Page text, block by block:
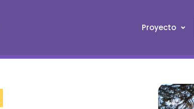
Proyecto